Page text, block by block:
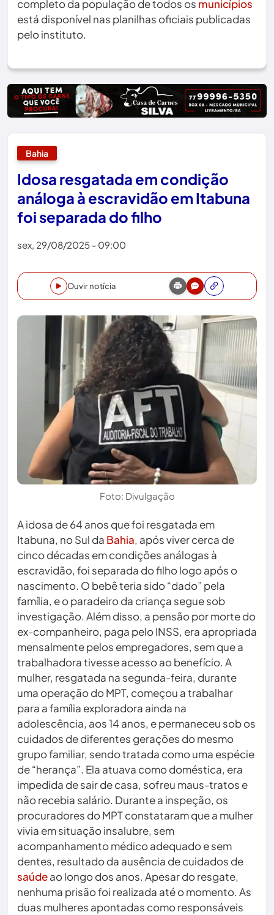
completo da população de todos os municípios
está disponível nas planilhas oficiais publicadas
pelo instituto.
Bahia
Idosa resgatada em condição
análoga à escravidão em Itabuna
foi separada do filho
sex, 29/08/2025 - 09:00
Ouvir notícia
Foto: Divulgação
A idosa de 64 anos que foi resgatada em
Itabuna, no Sul da Bahia, após viver cerca de
cinco décadas em condições análogas à
escravidão, foi separada do filho logo após o
nascimento. O bebê teria sido “dado” pela
família, e o paradeiro da criança segue sob
investigação. Além disso, a pensão por morte do
ex-companheiro, paga pelo INSS, era apropriada
mensalmente pelos empregadores, sem que a
trabalhadora tivesse acesso ao benefício. A
mulher, resgatada na segunda-feira, durante
uma operação do MPT, começou a trabalhar
para a família exploradora ainda na
adolescência, aos 14 anos, e permaneceu sob os
cuidados de diferentes gerações do mesmo
grupo familiar, sendo tratada como uma espécie
de “herança”. Ela atuava como doméstica, era
impedida de sair de casa, sofreu maus-tratos e
não recebia salário. Durante a inspeção, os
procuradores do MPT constataram que a mulher
vivia em situação insalubre, sem
acompanhamento médico adequado e sem
dentes, resultado da ausência de cuidados de
saúdeao longo dos anos. Apesar do resgate,
nenhuma prisão foi realizada até o momento. As
duas mulheres apontadas como responsáveis